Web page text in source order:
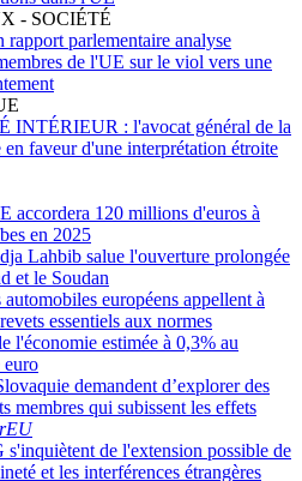
- SOCIÉTÉ
rapport parlementaire analyse
de l'UE sur le viol vers une
INTÉRIEUR : l'avocat général de la
faveur d'une interprétation étroite
accordera 120 millions d'euros à
en 2025
Lahbib salue l'ouverture prolongée
et le Soudan
automobiles européens appellent à
essentiels aux normes
l'économie estimée à 0,3% au
euro
demandent d’explorer des
membres qui subissent les effets
s'inquiètent de l'extension possible de
et les interférences étrangères